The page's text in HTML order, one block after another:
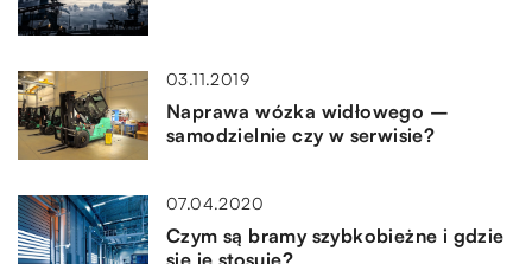
03.11.2019
Naprawa wózka widłowego –
samodzielnie czy w serwisie?
07.04.2020
Czym są bramy szybkobieżne i gdzie
się je stosuje?